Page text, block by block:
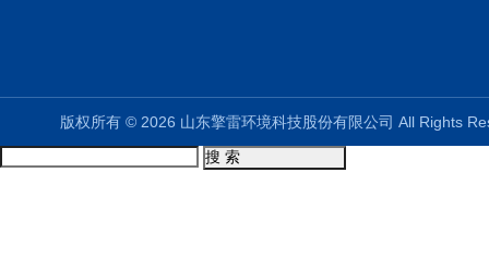
版权所有 © 2026 山东擎雷环境科技股份有限公司 All